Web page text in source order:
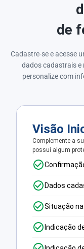
de
Cadastre-se e acesse
dados cadastrais e
personalize com
Visão
Complemente a
possui algum
Dados
Situação na
Indicação